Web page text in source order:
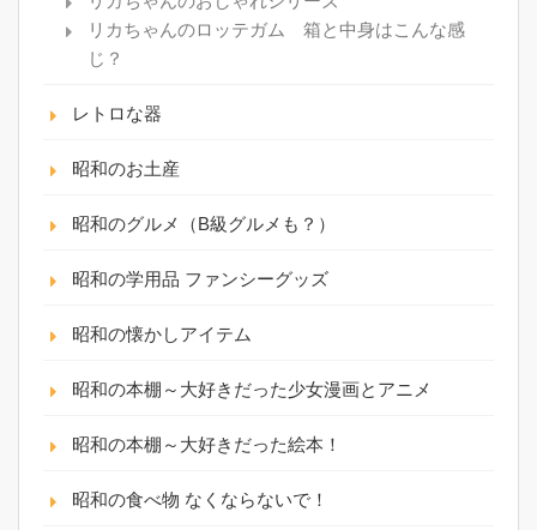
リカちゃんのロッテガム 箱と中身はこんな感
じ？
レトロな器
昭和のお土産
昭和のグルメ（B級グルメも？）
昭和の学用品 ファンシーグッズ
昭和の懐かしアイテム
昭和の本棚～大好きだった少女漫画とアニメ
昭和の本棚～大好きだった絵本！
昭和の食べ物 なくならないで！